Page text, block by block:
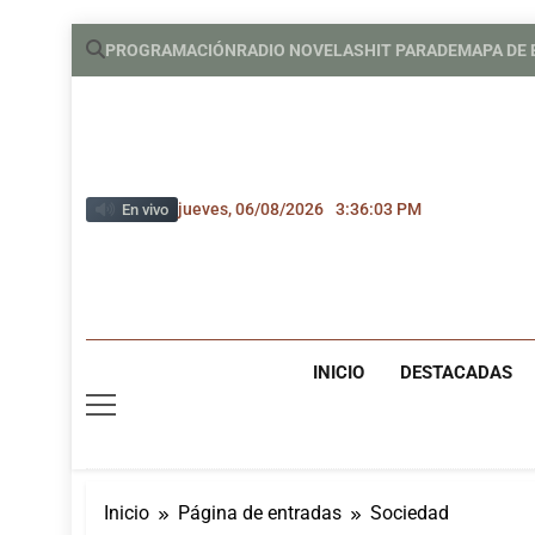
Saltar
PROGRAMACIÓNRADIO NOVELASHIT PARADEMAPA DE
En vivo jueves, 06/08/2026 3:36:05 PM
INICIO DESTACADAS
Inicio Página de entradas Sociedad